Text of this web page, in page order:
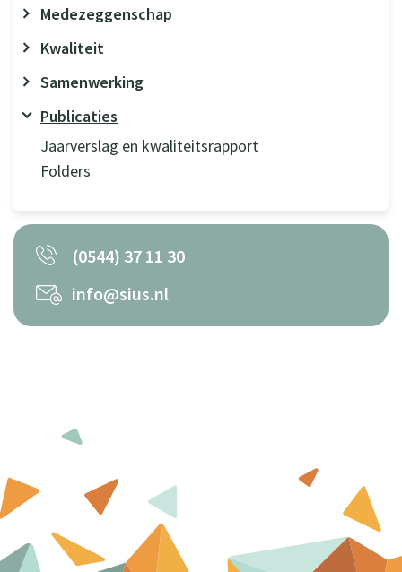
Medezeggenschap
Kwaliteit
Samenwerking
Publicaties
Jaarverslag en kwaliteitsrapport
Folders
(0544) 37 11 30
info@sius.nl